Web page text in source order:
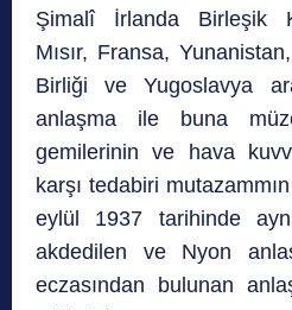
Şimalî İrlanda Birleşik
Mısır, Fransa,
Birliği ve Yugoslavya
anlaşma ile buna
gemilerinin ve hava
karşı tedabiri
eylül 1937 tarihinde
akdedilen ve Nyon
eczasından bulunan